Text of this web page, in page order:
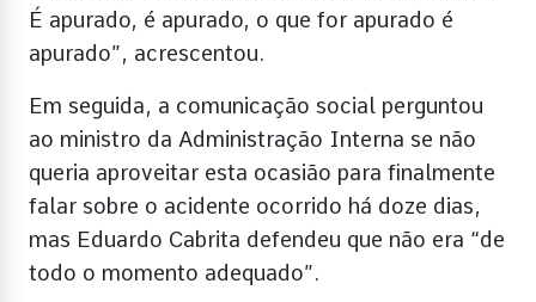
É apurado, é apurado, o que for apurado é
apurado”, acrescentou.
Em seguida, a comunicação social perguntou
ao ministro da Administração Interna se não
queria aproveitar esta ocasião para finalmente
falar sobre o acidente ocorrido há doze dias,
mas Eduardo Cabrita defendeu que não era “de
todo o momento adequado”.